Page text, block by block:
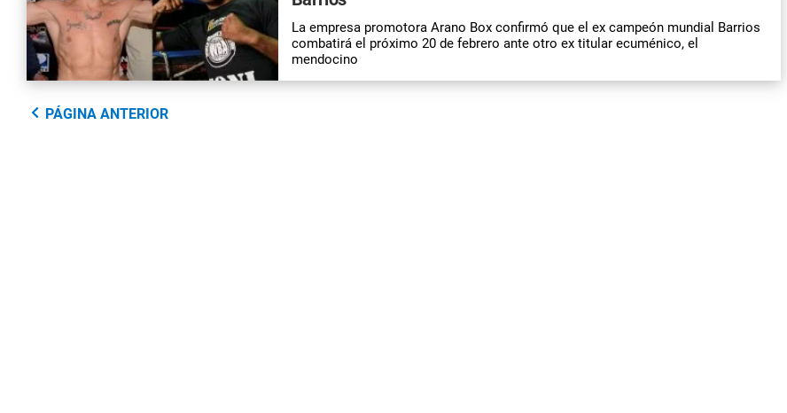
La empresa promotora Arano Box confirmó que el ex campeón mundial Barrios
combatirá el próximo 20 de febrero ante otro ex titular ecuménico, el
mendocino
PÁGINA ANTERIOR